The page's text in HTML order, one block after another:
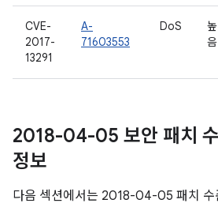
CVE-
2017-
13291
A-
71603553
DoS
높
음
2018-04-05 보안 패치
정보
다음 섹션에서는 2018-04-05 패치 수